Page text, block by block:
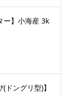
ー】小海産 3k
ドングリ型)】